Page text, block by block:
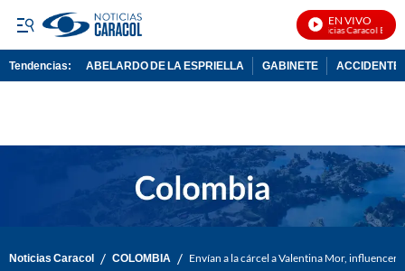
EN VIVO
Noticias Caracol En Vivo
Tendencias: ABELARDO DE LA ESPRIELLA GABINETE ACCIDENTE
Noticias Caracol / COLOMBIA / Envían a la cárcel a Valentina Mor,